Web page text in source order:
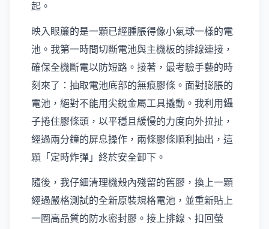
起。
映入眼簾的是一顆已經腫脹得像小氣球一樣的電
池。我第一時間切斷電池與主機板的排線連接，
確保全機斷電以防短路。接著，最考驗手藝的時
刻來了：抽取電池底部的無痕膠條。面對膨脹的
電池，絕對不能用尖銳金屬工具撬動。我利用鑷
子捲住膠條頭，以平穩且緩慢的力度向外拉扯，
經過兩分鐘的屏息操作，兩條膠條順利抽出，這
顆「定時炸彈」終於安全卸下。
隨後，我仔細清理機殼內殘留的舊膠，換上一顆
經過嚴格測試的全新原裝規格電池，並重新貼上
一圈高品質的防水密封膠。接上排線、扣回螢